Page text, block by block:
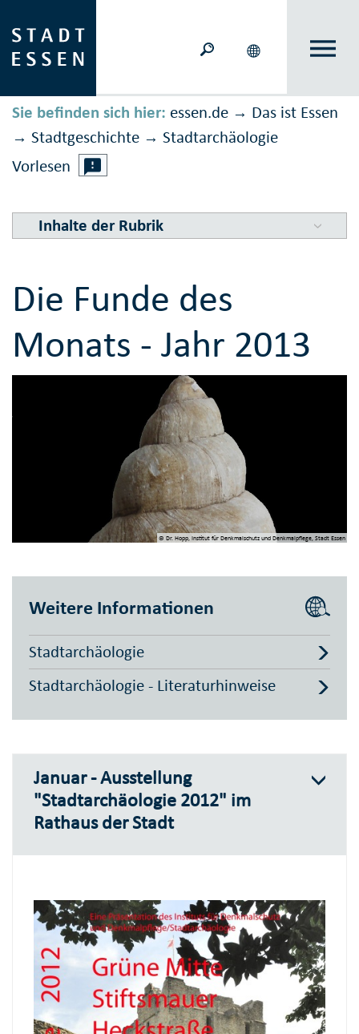
Sie befinden sich hier: essen.de → Das ist Essen
→ Stadtgeschichte → Stadt­ar­chä­o­logie
Vorlesen
Inhalte der Rubrik
Die Funde des
Monats - Jahr 2013
© Dr. Hopp, Institut für Denkmalschutz und Denkmalpflege, Stadt Essen
Weitere Informationen
Stadtarchäologie
Stadtarchäologie - Literaturhinweise
Januar - Ausstellung
"Stadtarchäologie 2012" im
Rathaus der Stadt